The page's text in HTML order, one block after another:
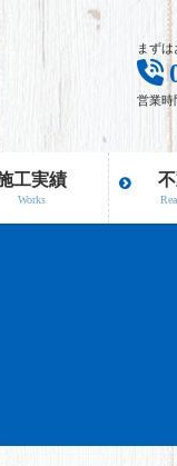
まずは
営業
工実績
Works